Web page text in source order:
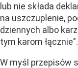
lub nie składa
na uszczuplenie,
dziennych albo
tym karom łącznie".
W myśl przepisów